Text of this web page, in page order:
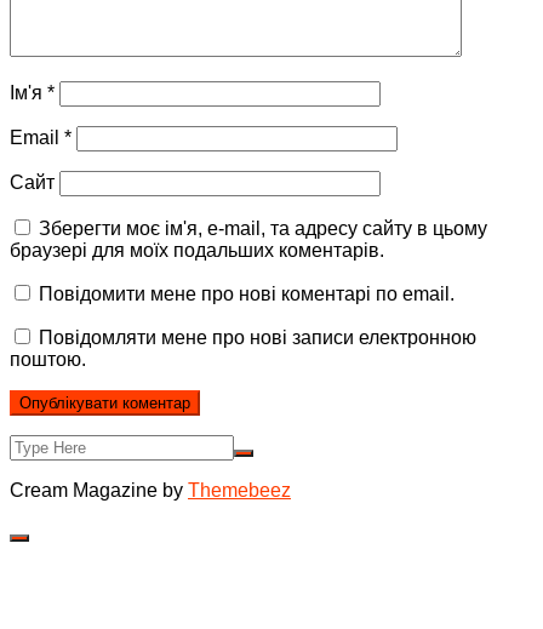
Ім'я *
Email *
Сайт
Зберегти моє ім'я, e-mail, та адресу сайту в цьому
браузері для моїх подальших коментарів.
Повідомити мене про нові коментарі по email.
Повідомляти мене про нові записи електронною
поштою.
Cream Magazine by Themebeez